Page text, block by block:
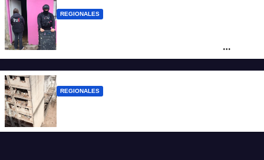
REGIONALES
violencia armada
REGIONALES